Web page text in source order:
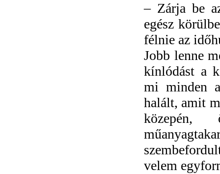
– Zárja be
egész
félnie az
Jobb lenne
kínlódást a
mi minden
halált, amit
közepén,
velem